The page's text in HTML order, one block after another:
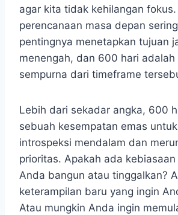
agar kita tidak kehilangan fokus.
perencanaan masa depan
pentingnya menetapkan tujuan
menengah, dan 600 hari adalah
sempurna dari timeframe
Lebih dari sekadar angka, 600
sebuah kesempatan emas
introspeksi mendalam dan
prioritas. Apakah ada kebiasaan
Anda bangun atau tinggalkan?
keterampilan baru yang ingin
Atau mungkin Anda ingin